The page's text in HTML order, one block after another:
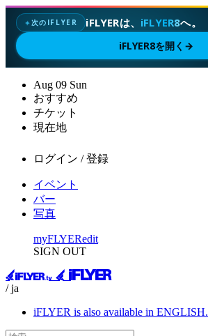
✦次のIFLYER iFLYERは、 iFLYER8へ。
iFLYER8を開く →
Aug 09 Sun
おすすめ
チケット
現在地
ログイン / 登録
イベント
バー
写真
myFLYERedit
SIGN OUT
/ ja
iFLYER is also available in ENGLISH.